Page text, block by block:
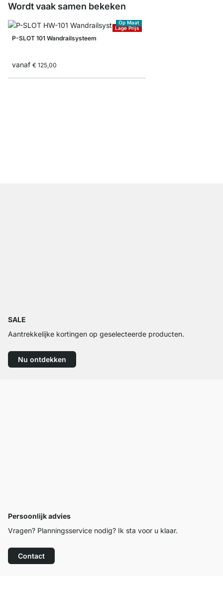
Wordt vaak samen bekeken
Lage Prijs
Op Maat
P-SLOT 101 Wandrailsysteem
vanaf € 125,00
SALE
Aantrekkelijke kortingen op geselecteerde producten.
Nu ontdekken
Persoonlijk advies
Vragen? Planningsservice nodig? Ik sta voor u klaar.
Contact